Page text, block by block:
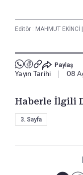
Editör : MAHMUT EKİNCİ
Paylaş
Yayın Tarihi 08
Haberle İlgili
3. Sayfa